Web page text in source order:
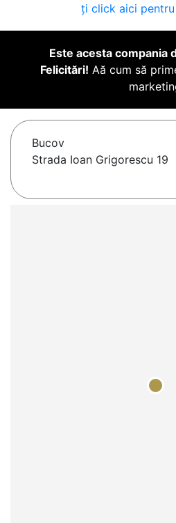
ți click aici
Este acesta compania
Felicitări! Aă cum să
Bucov
Strada Ioan Grigorescu 19